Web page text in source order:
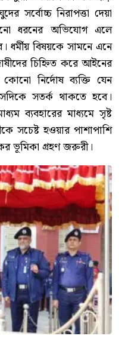
সর্বোচ্চ নিরাপত্তা দেয়া
ধরনের অভিযোগ এলে
ধর্মীয় বিষয়কে সামনে এনে
চিহ্নিত করে আইনের
নির্দোষ ব্যক্তি যেন
সতর্ক থাকতে হবে।
ব্যবহারের মাধ্যমে সৃষ্ট
সচেষ্ট হওয়ার পাশাপাশি
ভূমিকা গ্রহণ জরুরী।